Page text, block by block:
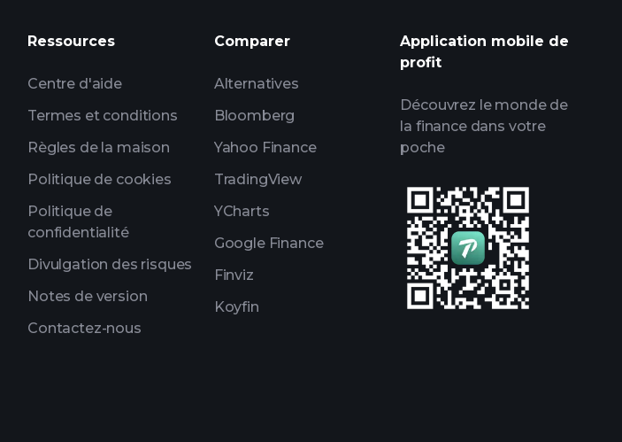
portefeuilles de milliardaires
Ressources
Centre d'aide
Termes et conditions
Règles de la maison
Politique de cookies
Politique de
confidentialité
Divulgation des risques
Notes de version
Contactez-nous
Comparer
Alternatives
Bloomberg
Yahoo Finance
TradingView
YCharts
Google Finance
Finviz
Koyfin
Application mobile de
profit
Découvrez le monde de
la finance dans votre
poche